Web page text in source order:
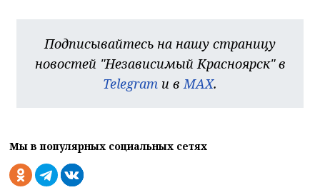
Подписывайтесь на нашу страницу
новостей "Независимый Красноярск" в
Telegram и вMAX.
Мы в популярных социальных сетях